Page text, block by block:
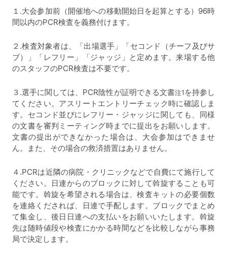
１.大会参加前（開催地への移動開始日を起算とする）96時
間以内のPCR検査を義務付けます。
２.検査対象者は、「出場選手」「セコンド（チーフ及びサ
ブ）」「レフリー」「ジャッジ」と定めます。来場する他
のスタッフのPCR検査は不要です。
３.選手に関しては、PCR陰性が証明できる文書注1を持参し
てください。アスリートエントリーチェック時に確認しま
す。セコンド並びにレフリー・ジャッジに関しても、同様
の文書を審判ミーティング時までに提出をお願いします。
文書の提出ができなかった場合は、大会参加はできませ
ん。また、その場合の救済措置はありません。
４.PCRは近隣の病院・クリニックなどで自費にて施行して
ください。日連からのブロックに対して斡旋することも可
能です。斡旋を希望される場合は、検査キットの必要個数
を連絡くだされば、日連で手配します。ブロックでまとめ
て集金し、後日日連への支払いをお願いいたします。斡旋
先は随時値段や検査にかかる時間などを比較しながら事務
局で決定します。